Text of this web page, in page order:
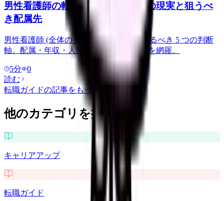
男性看護師の転職｜女性主体職場の現実と狙うべ
き配属先
男性看護師 (全体の 12%) の転職で押さえるべき 5 つの判断
軸。配属・年収・人間関係・面接の本音を網羅。
5分
0
読む
転職ガイドの記事をもっと見る
他のカテゴリを探す
キャリアアップ
転職ガイド